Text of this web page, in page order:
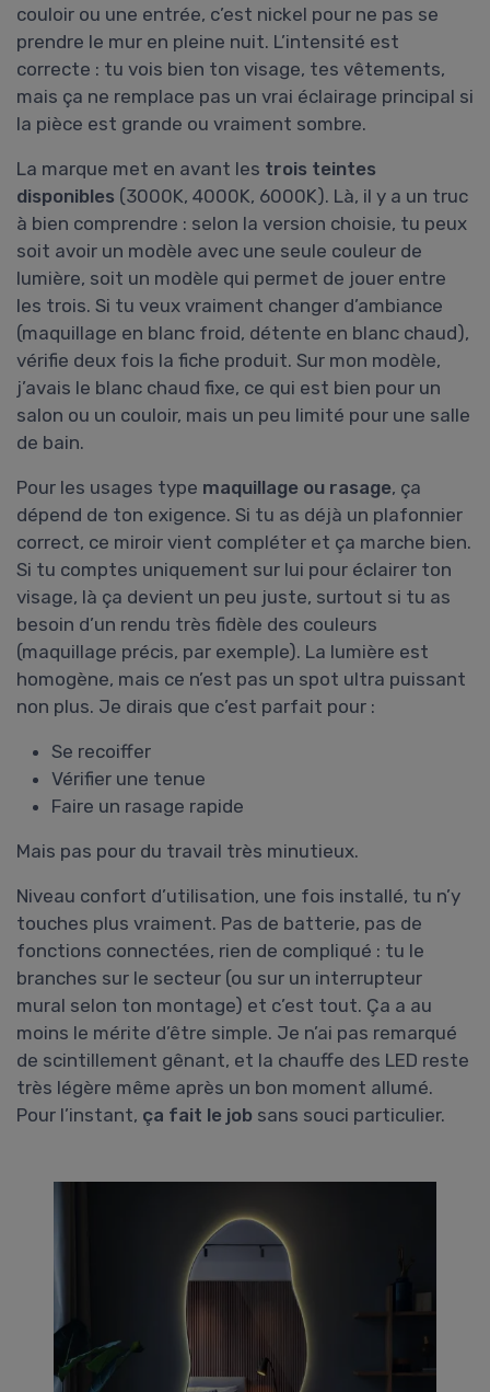
couloir ou une entrée, c’est nickel pour ne pas se
prendre le mur en pleine nuit. L’intensité est
correcte : tu vois bien ton visage, tes vêtements,
mais ça ne remplace pas un vrai éclairage principal si
la pièce est grande ou vraiment sombre.
La marque met en avant les trois teintes
disponibles (3000K, 4000K, 6000K). Là, il y a un truc
à bien comprendre : selon la version choisie, tu peux
soit avoir un modèle avec une seule couleur de
lumière, soit un modèle qui permet de jouer entre
les trois. Si tu veux vraiment changer d’ambiance
(maquillage en blanc froid, détente en blanc chaud),
vérifie deux fois la fiche produit. Sur mon modèle,
j’avais le blanc chaud fixe, ce qui est bien pour un
salon ou un couloir, mais un peu limité pour une salle
de bain.
Pour les usages type maquillage ou rasage, ça
dépend de ton exigence. Si tu as déjà un plafonnier
correct, ce miroir vient compléter et ça marche bien.
Si tu comptes uniquement sur lui pour éclairer ton
visage, là ça devient un peu juste, surtout si tu as
besoin d’un rendu très fidèle des couleurs
(maquillage précis, par exemple). La lumière est
homogène, mais ce n’est pas un spot ultra puissant
non plus. Je dirais que c’est parfait pour :
Se recoiffer
Vérifier une tenue
Faire un rasage rapide
Mais pas pour du travail très minutieux.
Niveau confort d’utilisation, une fois installé, tu n’y
touches plus vraiment. Pas de batterie, pas de
fonctions connectées, rien de compliqué : tu le
branches sur le secteur (ou sur un interrupteur
mural selon ton montage) et c’est tout. Ça a au
moins le mérite d’être simple. Je n’ai pas remarqué
de scintillement gênant, et la chauffe des LED reste
très légère même après un bon moment allumé.
Pour l’instant, ça fait le job sans souci particulier.